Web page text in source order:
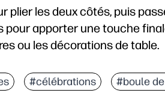
plier les deux côtés, puis
pour apporter une touche
ou les décorations de table.
#célébrations #boule